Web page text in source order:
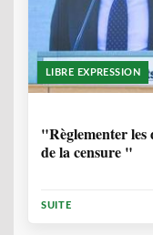
LIBRE EXPRESSION
"Règlementer les
de la censure "
SUITE